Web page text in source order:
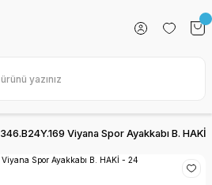
346.B24Y.169 Viyana Spor Ayakkabı B. HAKİ